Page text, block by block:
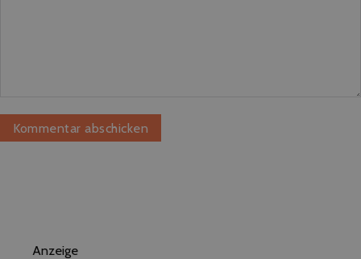
Anzeige